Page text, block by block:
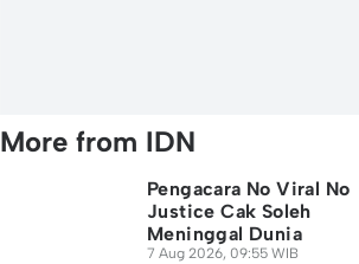
More from IDN
Pengacara No Viral No
Justice Cak Soleh
Meninggal Dunia
7 Aug 2026, 09:55 WIB